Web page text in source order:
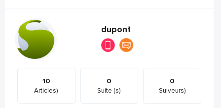
dupont
10
Articles)
0
Suite (s)
0
Suiveurs)